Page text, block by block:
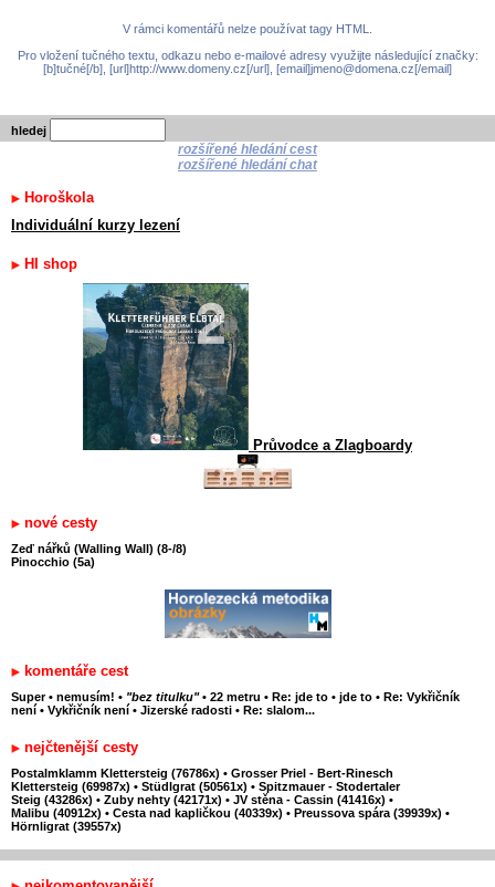
V rámci komentářů nelze používat tagy HTML.
Pro vložení tučného textu, odkazu nebo e-mailové adresy využijte následující značky:
[b]tučné[/b], [url]http://www.domeny.cz[/url], [email]jmeno@domena.cz[/email]
hledej
rozšířené hledání cest
rozšířené hledání chat
Horoškola
Individuální kurzy lezení
HI shop
Průvodce a Zlagboardy
nové cesty
Zeď nářků (Walling Wall) (8-/8)
Pinocchio (5a)
komentáře cest
Super • nemusím! • "bez titulku" • 22 metru • Re: jde to • jde to • Re: Vykřičník
není • Vykřičník není • Jizerské radosti • Re: slalom...
nejčtenější cesty
Postalmklamm Klettersteig (76786x) • Grosser Priel - Bert-Rinesch
Klettersteig (69987x) • Stüdlgrat (50561x) • Spitzmauer - Stodertaler
Steig (43286x) • Zuby nehty (42171x) • JV stěna - Cassin (41416x) •
Malibu (40912x) • Cesta nad kapličkou (40339x) • Preussova spára (39939x) •
Hörnligrat (39557x)